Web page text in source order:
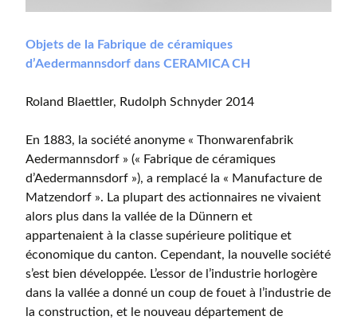
Objets de la Fabrique de céramiques
d’Aedermannsdorf dans CERAMICA CH
Roland Blaettler, Rudolph Schnyder 2014
En 1883, la société anonyme « Thonwarenfabrik
Aedermannsdorf » (« Fabrique de céramiques
d’Aedermannsdorf »), a remplacé la « Manufacture de
Matzendorf ». La plupart des actionnaires ne vivaient
alors plus dans la vallée de la Dünnern et
appartenaient à la classe supérieure politique et
économique du canton. Cependant, la nouvelle société
s’est bien développée. L’essor de l’industrie horlogère
dans la vallée a donné un coup de fouet à l’industrie de
la construction, et le nouveau département de